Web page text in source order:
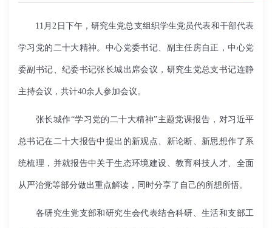
11月2日下午，研究生党总支组织学生党员代表和干部代表
学习党的二十大精神。中心党委书记、副主任房自正，中心党
委副书记、纪委书记张长城出席会议，研究生党总支书记连静
主持会议，共计40余人参加会议。
张长城作“学习党的二十大精神”主题党课报告，对习近平
总书记在二十大报告中提出的新观点、新论断、新思想作了系
统梳理，并就报告中关于生态环境建设、教育科技人才、全面
从严治党等部分做出重点解读，同时分享了自己的所想所悟。
各研究生党支部和研究生会代表结合科研、生活和支部工